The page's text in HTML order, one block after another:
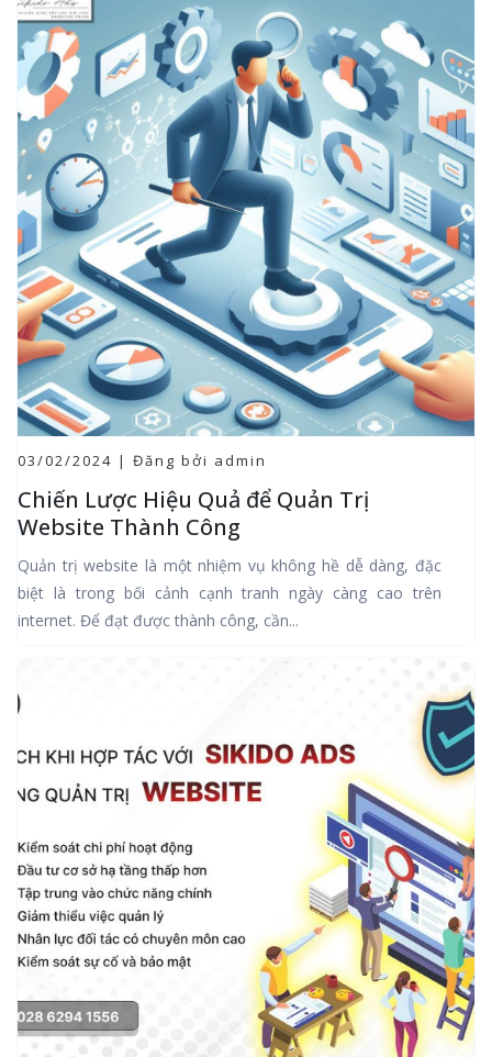
03/02/2024 | Đăng bởi admin
Chiến Lược Hiệu Quả để Quản Trị
Website Thành Công
Quản trị website là một nhiệm vụ không hề dễ dàng, đặc
biệt là trong bối cảnh cạnh tranh ngày càng cao trên
internet. Để đạt được thành công, cần...